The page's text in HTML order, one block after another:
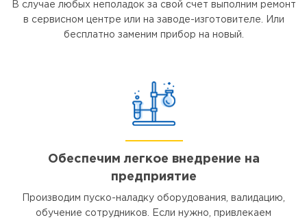
В случае любых неполадок за свой счет выполним ремонт
в сервисном центре или на заводе-изготовителе. Или
бесплатно заменим прибор на новый.
Обеспечим легкое внедрение на
предприятие
Производим пуско-наладку оборудования, валидацию,
обучение сотрудников. Если нужно, привлекаем